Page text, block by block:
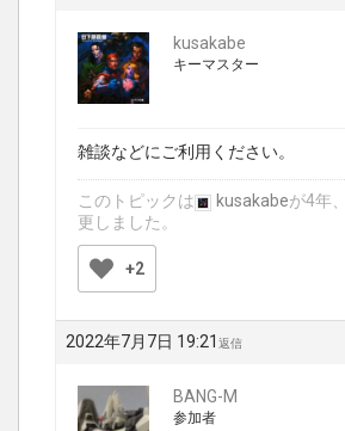
kusakabe
キーマスター
雑談などにご利用ください。
このトピックは kusakabeが4年
更しました。
+2
2022年7月7日 19:21 返信
BANG-M
参加者